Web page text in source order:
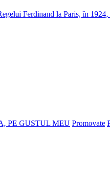
Ferdinand la Paris, în
PE GUSTUL MEU Promovate